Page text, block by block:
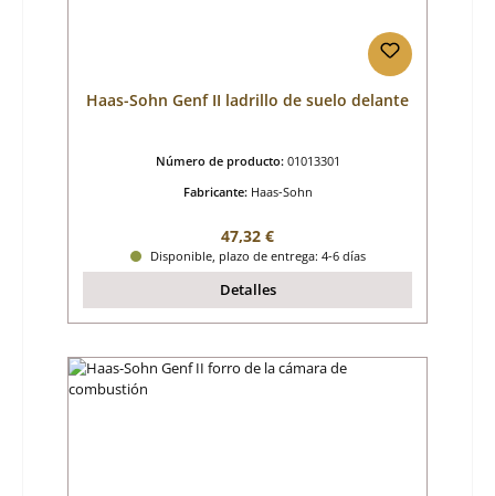
Haas-Sohn Genf II ladrillo de suelo delante
Número de producto: 01013301
Fabricante: Haas-Sohn
Precio normal:
47,32 €
Disponible, plazo de entrega: 4-6 días
Detalles